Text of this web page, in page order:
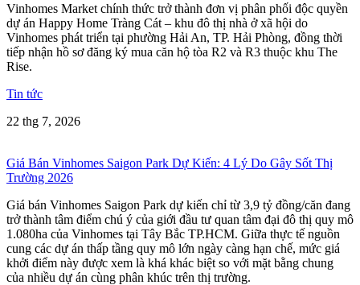
Vinhomes Market chính thức trở thành đơn vị phân phối độc quyền
dự án Happy Home Tràng Cát – khu đô thị nhà ở xã hội do
Vinhomes phát triển tại phường Hải An, TP. Hải Phòng, đồng thời
tiếp nhận hồ sơ đăng ký mua căn hộ tòa R2 và R3 thuộc khu The
Rise.
Tin tức
22 thg 7, 2026
Giá Bán Vinhomes Saigon Park Dự Kiến: 4 Lý Do Gây Sốt Thị
Trường 2026
Giá bán Vinhomes Saigon Park dự kiến chỉ từ 3,9 tỷ đồng/căn đang
trở thành tâm điểm chú ý của giới đầu tư quan tâm đại đô thị quy mô
1.080ha của Vinhomes tại Tây Bắc TP.HCM. Giữa thực tế nguồn
cung các dự án thấp tầng quy mô lớn ngày càng hạn chế, mức giá
khởi điểm này được xem là khá khác biệt so với mặt bằng chung
của nhiều dự án cùng phân khúc trên thị trường.